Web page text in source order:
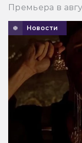
Премьера в
Новости